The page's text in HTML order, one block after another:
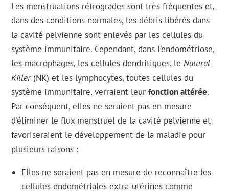
Les menstruations rétrogrades sont très fréquentes et,
dans des conditions normales, les débris libérés dans
la cavité pelvienne sont enlevés par les cellules du
système immunitaire. Cependant, dans l'endométriose,
les macrophages, les cellules dendritiques, leNatural
Killer(NK) et les lymphocytes, toutes cellules du
système immunitaire, verraient leurfonction altérée.
Par conséquent, elles ne seraient pas en mesure
d'éliminer le flux menstruel de la cavité pelvienne et
favoriseraient le développement de la maladie pour
plusieurs raisons :
Elles ne seraient pas en mesure de reconnaître les
cellules endométriales extra-utérines comme